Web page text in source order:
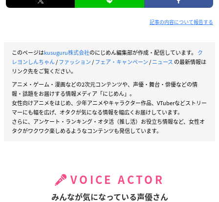
記事の内容について報告する
このページはkusuguru株式会社のにじめん編集部が作成・配信しています。 ク
レヨンしんちゃん/ファッション/フェア・キャンペーン/ニュース の最新情報は
リンク先をご覧ください。
アニメ・ゲーム・漫画などの2次元コンテンツや、声優・舞台・俳優などの情
報・話題をお届けする情報メディア「にじめん」。
女性向けアニメをはじめ、少年アニメやキャラクター作品、VTuberなどストリー
マーにも幅を広げ、オタクが気になる情報を幅広くお届けしています。
さらに、アンケート・ランキング・オタ活（推し活）お役立ち情報など、女性オ
タクがワクワク楽しめるようなコンテンツも発信しています。
VOICE ACTOR
みんなが気になっている声優さん